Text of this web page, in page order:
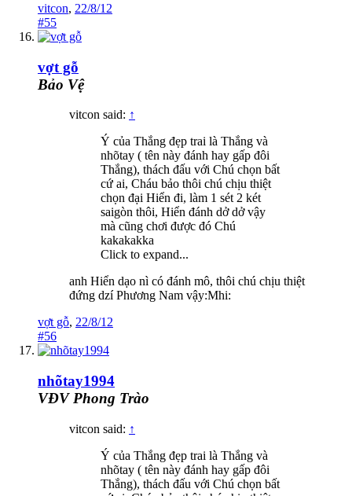
vitcon, 22/8/12
#55
vợt gỗ
Bảo Vệ
vitcon said: ↑
Ý của Thắng đẹp trai là Thắng và
nhõtay ( tên này đánh hay gấp đôi
Thắng), thách đấu với Chú chọn bất
cứ ai, Cháu bảo thôi chú chịu thiệt
chọn đại Hiển đi, làm 1 sét 2 két
saigòn thôi, Hiển đánh dở dở vậy
mà cũng chơi được đó Chú
kakakakka
Click to expand...
anh Hiển dạo nì có đánh mô, thôi chú chịu thiệt
đứng dzí Phương Nam vậy:Mhi:
vợt gỗ, 22/8/12
#56
nhõtay1994
VĐV Phong Trào
vitcon said: ↑
Ý của Thắng đẹp trai là Thắng và
nhõtay ( tên này đánh hay gấp đôi
Thắng), thách đấu với Chú chọn bất